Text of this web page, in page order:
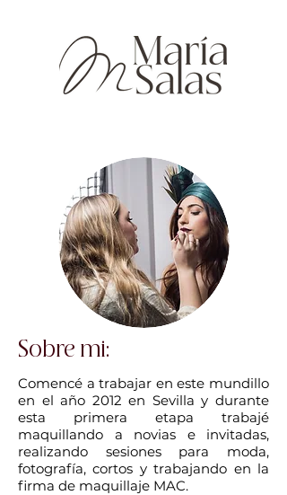
Sobre mi:
Comencé a trabajar en este mundillo
en el año 2012 en Sevilla y durante
esta primera etapa trabajé
maquillando a novias e invitadas,
realizando sesiones para moda,
fotografía, cortos y trabajando en la
firma de maquillaje MAC.